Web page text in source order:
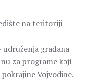
na teritoriji
udruženja građana ‒
za programe koji
Vojvodine.